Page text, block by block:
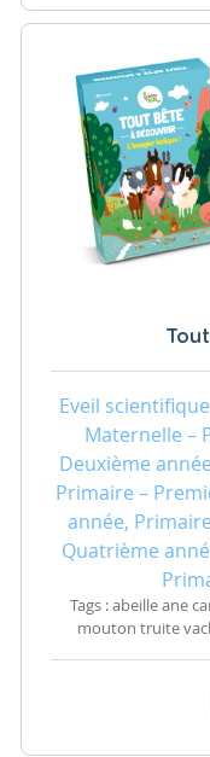
Eveil scientifique
Maternelle –
Deuxième
Primaire –
année,
Quatrième
Tags : abeille ane
mouton truite